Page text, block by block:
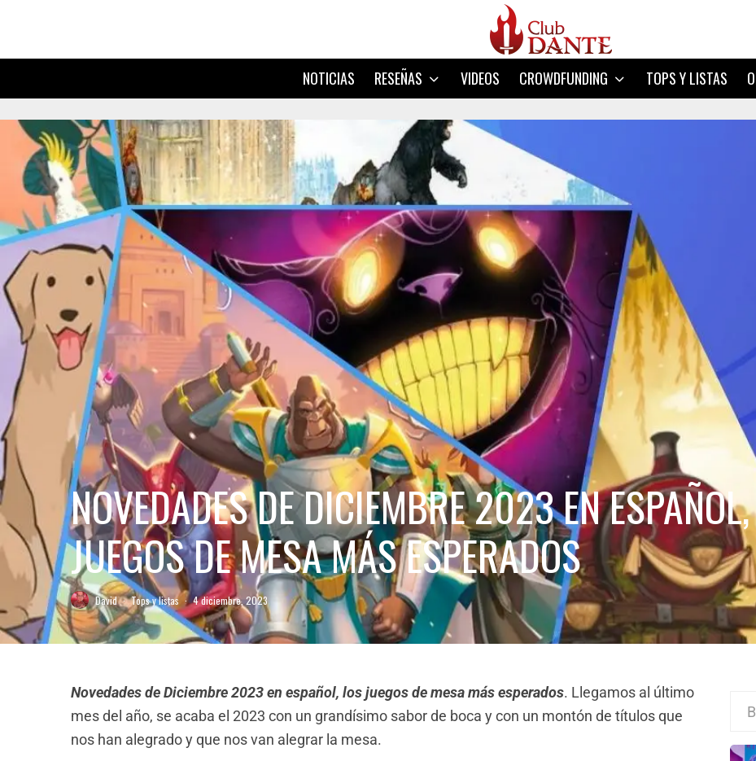
NOTICIAS RESEÑAS VIDEOS CROWDFUNDING TOPS Y LISTAS
NOVEDADES DE DICIEMBRE 2023 EN
JUEGOS DE MESA MÁS ESPERADOS
David · Tops y listas · 4 diciembre, 2023
Novedades de Diciembre 2023 en español, los juegos de mesa más esperados. Llegamos al último
mes del año, se acaba el 2023 con un grandísimo sabor de boca y con un montón de títulos que
nos han alegrado y que nos van alegrar la mesa.